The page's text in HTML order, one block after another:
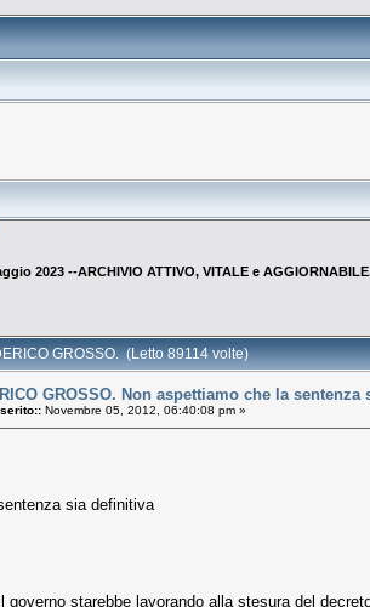
2023 --ARCHIVIO ATTIVO, VITALE e
GROSSO. (Letto 89114 volte)
GROSSO. Non aspettiamo che la
Novembre 05, 2012, 06:40:08 pm »
sia definitiva
governo starebbe lavorando alla stesura del